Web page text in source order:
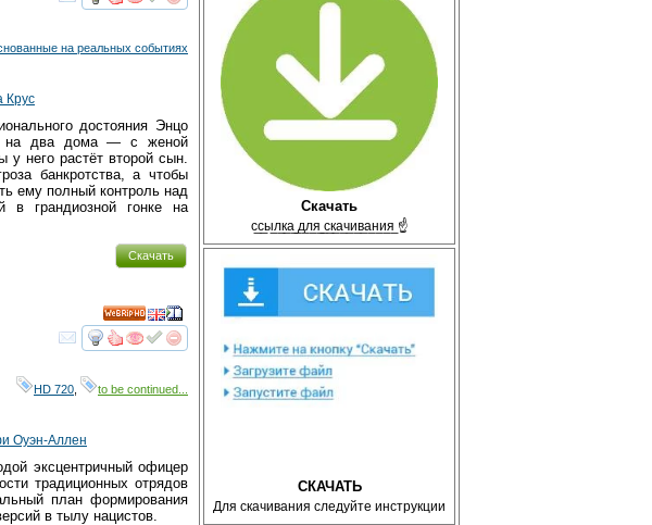
Скачать
с̲с̲ы̲л̲к̲а̲ ̲д̲л̲я̲ ̲с̲к̲а̲ч̲и̲в̲а̲н̲и̲я̲ ☝
СКАЧАТЬ
Для скачивания следуйте инструкции
смотретьинтересует
на реальных событиях
Крус
достояния Энцо
на два дома — с женой
у него растёт второй сын.
банкротства, а чтобы
ему полный контроль над
в грандиозной гонке на
Скачать
смотретьинтересует
HD
HD 720 to be continued...
Оуэн-Аллен
эксцентричный офицер
традиционных отрядов
план формирования
в тылу нацистов.